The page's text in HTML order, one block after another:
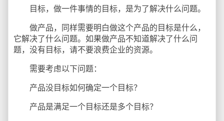
目标，做一件事情的目标，是为了解决什么问题。
做产品，同样需要明白做这个产品的目标是什么，
它解决了什么问题。如果做产品不知道解决了什么问
题，没有目标，请不要浪费企业的资源。
需要考虑以下问题：
产品没目标如何确定一个目标？
产品是满足一个目标还是多个目标？